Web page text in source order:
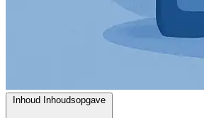
Inhoud Inhoudsopgave